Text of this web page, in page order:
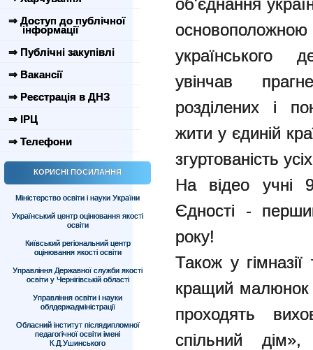
⇒ Доступ до публічної
інформації
⇒ Публічні закупівлі
⇒ Вакансії
⇒ Реєстрація в ДНЗ
⇒ ІРЦ
⇒ Телефони
КОРИСНІ ПОСИЛАННЯ
Міністерство освіти і науки України
Український центр оцінювання якості
освіти
Київський регіональний центр
оцінювання якості освіти
Управління Державної служби якості
освіти у Чернігівській області
Управління освіти і науки
облдержадміністрації
Обласний інститут післядипломної
педагогічної освіти імені
К.Д.Ушинського
об'єднання
українського
увінчав
розділених і
жити у єдиній
згуртованість
На відео учні
Єдності -
року!
Також у
кращий малюнок
проходять
спільний